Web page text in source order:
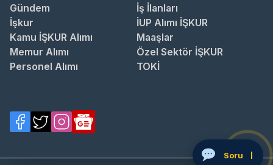
Gündem
İş İlanları
İşkur
İUP Alımı İŞKUR
Kamu İŞKUR Alımı
Maaşlar
Memur Alımı
Özel Sektör İŞKUR
Personel Alımı
TOKİ
S